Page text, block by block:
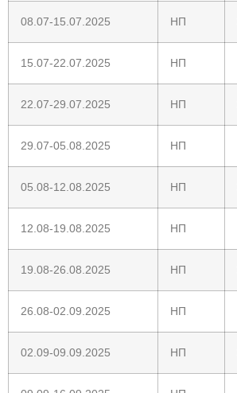
08.07-15.07.2025 НП
15.07-22.07.2025 НП
22.07-29.07.2025 НП
29.07-05.08.2025 НП
05.08-12.08.2025 НП
12.08-19.08.2025 НП
19.08-26.08.2025 НП
26.08-02.09.2025 НП
02.09-09.09.2025 НП